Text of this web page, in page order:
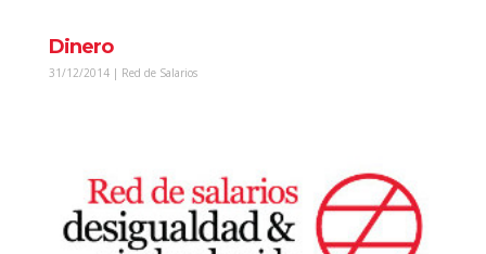
Dinero
31/12/2014 | Red de Salarios